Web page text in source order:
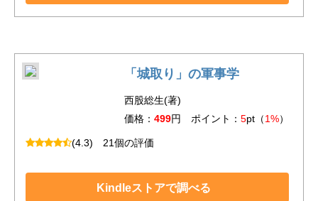
「城取り」の軍事学
西股総生(著)
価格： 499円 ポイント： 5pt（1%）
(4.3) 21個の評価
Kindleストアで調べる